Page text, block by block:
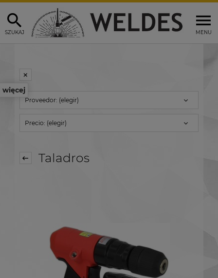
MENU
SZUKAJ
więcej
Proveedor: (elegir)
Precio: (elegir)
Taladros